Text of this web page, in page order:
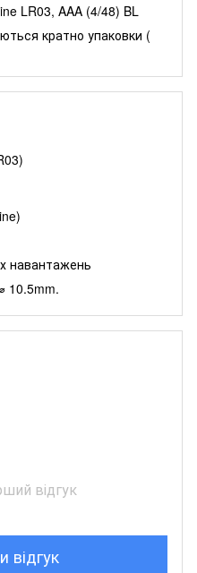
LR03, AAA (4/48) BL
кратно упаковки (
навантажень
10.5mm.
відгук
відгук